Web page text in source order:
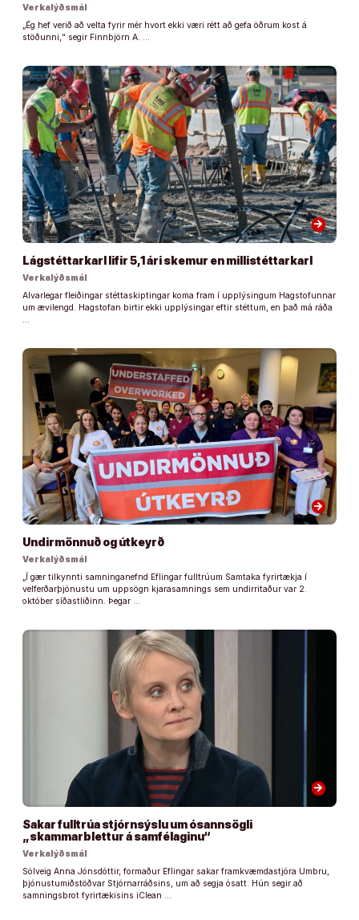
Verkalýðsmál
„Ég hef verið að velta fyrir mér hvort ekki væri rétt að gefa öðrum kost á
stöðunni,“ segir Finnbjörn A. …
arrow_forward
Lágstéttarkarl lifir 5,1 ári skemur en millistéttarkarl
Verkalýðsmál
Alvarlegar fleiðingar stéttaskiptingar koma fram í upplýsingum Hagstofunnar
um ævilengd. Hagstofan birtir ekki upplýsingar eftir stéttum, en það má ráða
arrow_forward
Undirmönnuð og útkeyrð
Verkalýðsmál
„Í gær tilkynnti samninganefnd Eflingar fulltrúum Samtaka fyrirtækja í
velferðarþjónustu um uppsögn kjarasamnings sem undirritaður var 2.
október síðastliðinn. Þegar …
arrow_forward
Sakar fulltrúa stjórnsýslu um ósannsögli
„skammarblettur á samfélaginu“
Verkalýðsmál
Sólveig Anna Jónsdóttir, formaður Eflingar sakar framkvæmdastjóra Umbru,
þjónustumiðstöðvar Stjórnarráðsins, um að segja ósatt. Hún segir að
samningsbrot fyrirtækisins iClean …